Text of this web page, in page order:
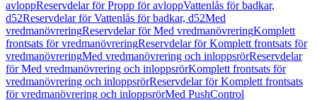
avloppReservdelar för Propp för avloppVattenlås för badkar,
d52Reservdelar för Vattenlås för badkar, d52Med
vredmanövreringReservdelar för Med vredmanövreringKomplett
frontsats för vredmanövreringReservdelar för Komplett frontsats för
vredmanövreringMed vredmanövrering och inloppsrörReservdelar
för Med vredmanövrering och inloppsrörKomplett frontsats för
vredmanövrering och inloppsrörReservdelar för Komplett frontsats
för vredmanövrering och inloppsrörMed PushControl